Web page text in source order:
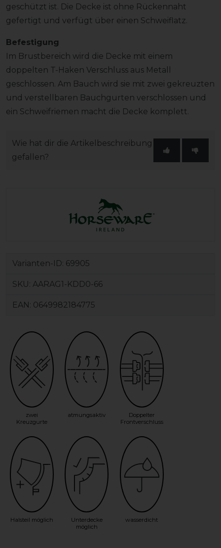
geschützt ist. Die Decke ist ohne Rückennaht
gefertigt und verfügt über einen Schweiflatz.
Befestigung
Im Brustbereich wird die Decke mit einem
doppelten T-Haken Verschluss aus Metall
geschlossen. Am Bauch wird sie mit zwei gekreuzten
und verstellbaren Bauchgurten verschlossen und
ein Schweifriemen macht die Decke komplett.
Wie hat dir die Artikelbeschreibung
gefallen?
Varianten-ID: 69905
SKU: AARAG1-KDD0-66
EAN: 0649982184775
zwei
Kreuzgurte
atmungsaktiv
Doppelter
Frontverschluss
Halsteil möglich
Unterdecke
möglich
wasserdicht